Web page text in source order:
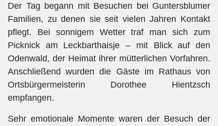
Der Tag begann mit Besuchen bei Guntersblumer
Familien, zu denen sie seit vielen Jahren Kontakt
pflegt. Bei sonnigem Wetter traf man sich zum
Picknick am Leckbarthaisje – mit Blick auf den
Odenwald, der Heimat ihrer mütterlichen Vorfahren.
Anschließend wurden die Gäste im Rathaus von
Ortsbürgermeisterin Dorothee Hientzsch
empfangen.
Sehr emotionale Momente waren der Besuch der